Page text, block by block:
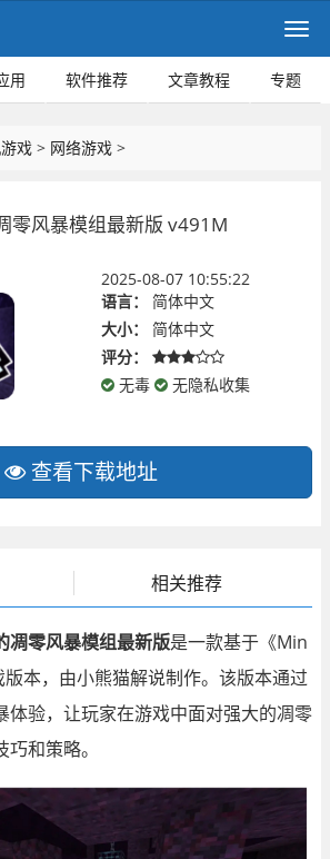
用 软件推荐 文章教程 专题
戏 > 网络游戏 >
零风暴模组最新版 v491M
2025-08-07 10:55:22
语言：
简体中文
大小：
简体中文
评分：
无毒
无隐私收集
查看下载地址
相关推荐
凋零风暴模组最新版是一款基于《Min
本，由小熊猫解说制作。该版本通过
体验，让玩家在游戏中面对强大的凋零
和策略。